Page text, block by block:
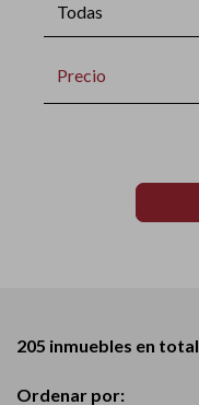
Todas
Precio
205 inmuebles en total
Ordenar por: